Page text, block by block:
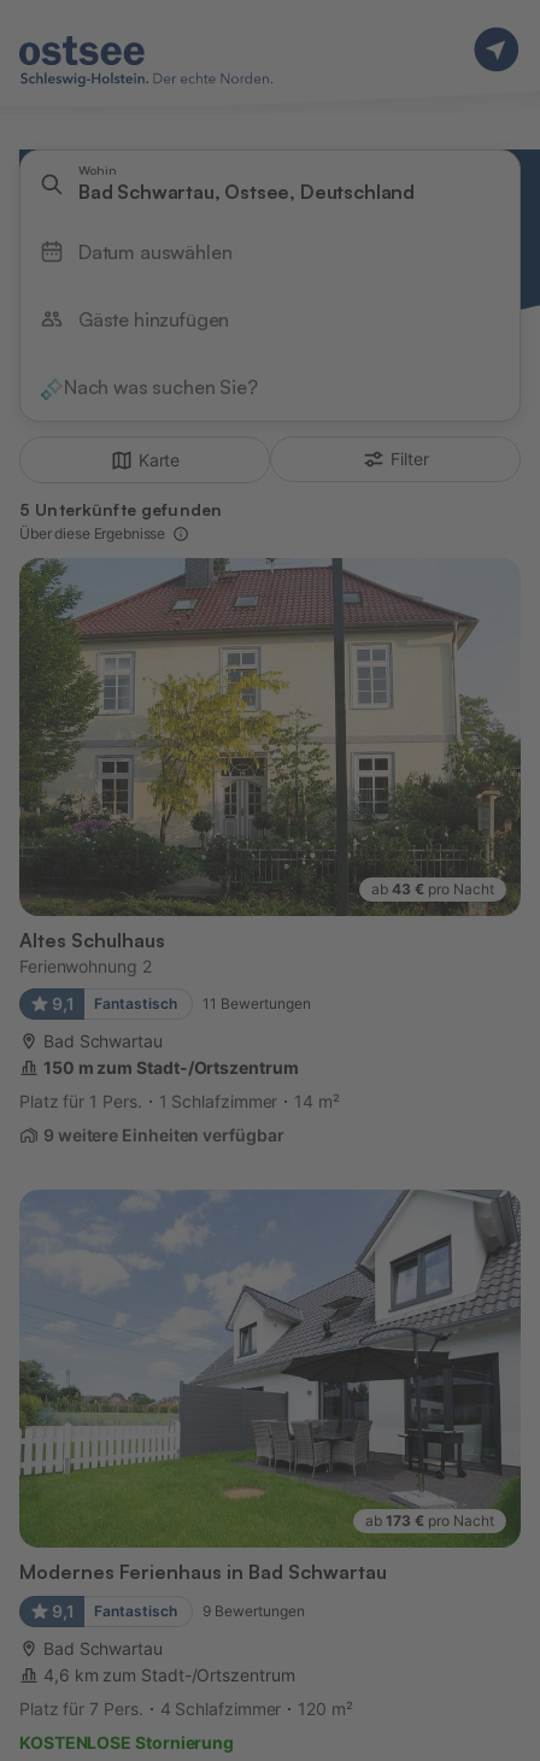
Wohin
Bad Schwartau, Ostsee, Deutschland
Datum auswählen
Gäste hinzufügen
Nach was suchen Sie?
Karte Filter
5 Unterkünfte gefunden
Über diese Ergebnisse
ab 43 € pro Nacht
Altes Schulhaus
Ferienwohnung 2
9,1
Fantastisch 11 Bewertungen
Bad Schwartau
150 m zum Stadt-/Ortszentrum
Platz für 1 Pers.
1 Schlafzimmer
14 m²
9 weitere Einheiten verfügbar
ab 173 € pro Nacht
Modernes Ferienhaus in Bad Schwartau
9,1 Fantastisch 9 Bewertungen
Bad Schwartau
4,6 km zum Stadt-/Ortszentrum
Platz für 7 Pers.
4 Schlafzimmer
120 m²
KOSTENLOSE Stornierung